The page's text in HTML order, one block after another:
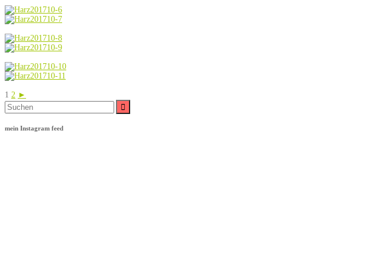
1 2 ►
Suche
mein Instagram feed